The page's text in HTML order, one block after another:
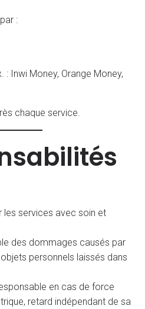
:
: Inwi Money, Orange Money,
chaque service.
les services avec soin et
des dommages causés par
personnels laissés dans
en cas de force
retard indépendant de sa